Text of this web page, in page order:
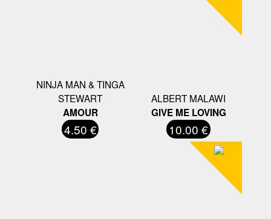
NINJA MAN & TINGA
STEWART
AMOUR
4.50 €
ALBERT MALAWI
GIVE ME LOVING
10.00 €